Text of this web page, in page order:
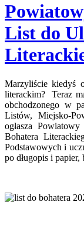
List do
Marzyliście kiedyś
literackim? Teraz
obchodzonego w
Listów, Miejsko-
ogłasza
Bohatera
Podstawowych i
po długopis i